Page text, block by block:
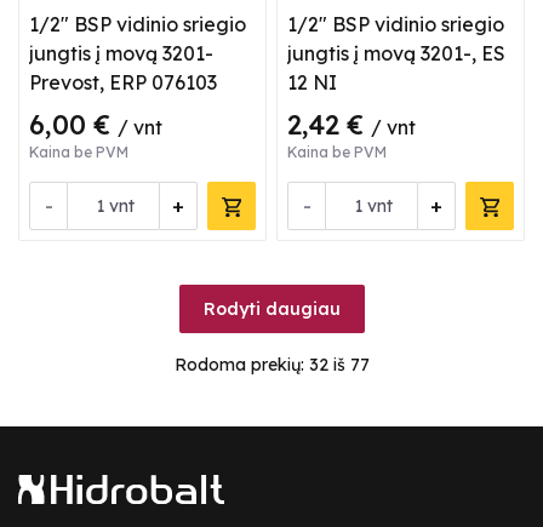
1/2" BSP vidinio sriegio
jungtis į movą 3201-
Prevost, ERP 076103
6,00 € / vnt
Kaina be PVM
- +
vnt
1/2" BSP vidinio sriegio
jungtis į movą 3201-, ES
12 NI
2,42 € / vnt
Kaina be PVM
- +
vnt
Rodyti daugiau
Rodoma prekių: 32iš 77